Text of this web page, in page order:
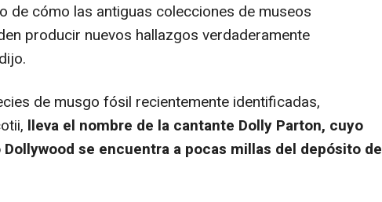
de cómo las antiguas colecciones de museos
producir nuevos hallazgos verdaderamente
de musgo fósil recientemente identificadas,
lleva el nombre de la cantante Dolly Parton, cuyo
se encuentra a pocas millas del depósito de